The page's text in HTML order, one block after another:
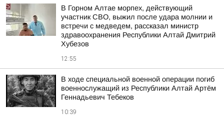
В Горном Алтае морпех, действующий
участник СВО, выжил после удара молнии и
встречи с медведем, рассказал министр
здравоохранения Республики Алтай Дмитрий
Хубезов
12:55
В ходе специальной военной операции погиб
военнослужащий из Республики Алтай Артём
Геннадьевич Тебеков
10:39